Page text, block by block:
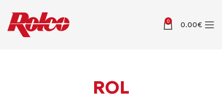
0 0.00€
ROL